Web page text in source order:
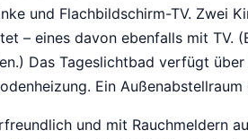
und Flachbildschirm-TV. Zwei
– eines davon ebenfalls mit TV.
Das Tageslichtbad verfügt über
Ein
und mit Rauchmeldern